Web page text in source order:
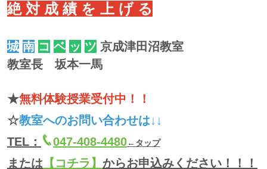
絶 対 成 績 を 上 げ る
城 南 コ ベ ッ ツ 京成津田沼教室
教室長 坂本一馬
★無料体験授業受付中！！
☆教室へのお問い合わせは↓↓
TEL：
047-408-4480←タップ
または 【コチラ】 からお申込みください！！！